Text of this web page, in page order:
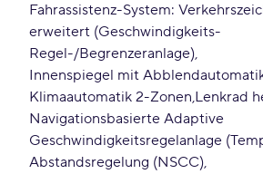
Fahrassistenz-System:
erweitert (Geschwindigkeits-
Regel-/Begrenzeranlage)
Innenspiegel mit
Klimaautomatik 2-Zonen Lenkrad
Navigationsbasierte Adaptive
Geschwindigkeitsregelanlage
Abstandsregelung (NSCC)